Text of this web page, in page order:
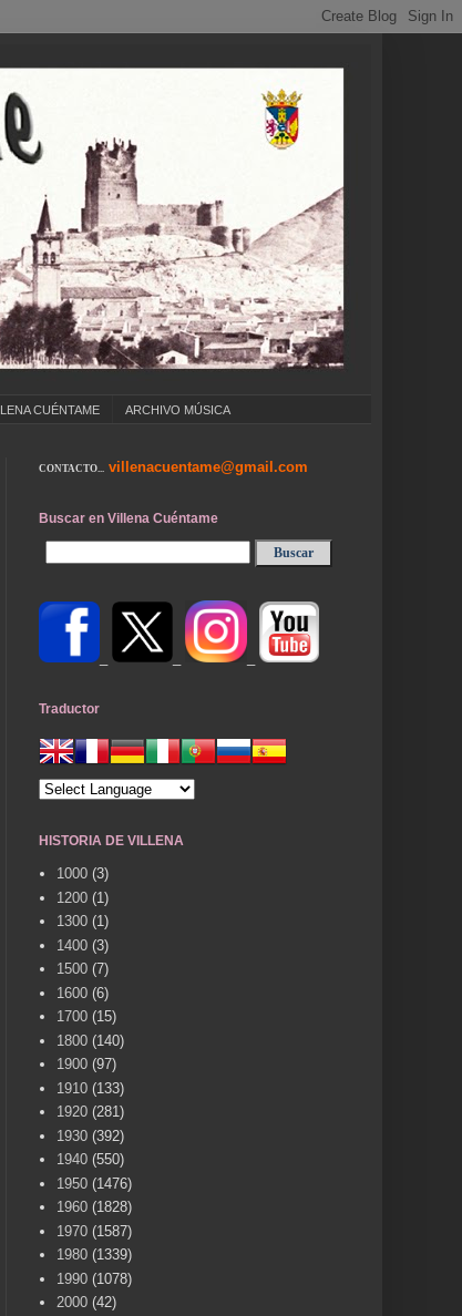
CUÉNTAME ARCHIVO MÚSICA
... CUMPLEAÑOS ... CARNAVAL
CONTACTO... villenacuentame@gmail.com
Buscar en Villena Cuéntame
Traductor
HISTORIA DE VILLENA
1000 (3)
1200 (1)
1300 (1)
1400 (3)
1500 (7)
1600 (6)
1700 (15)
1800 (140)
1900 (97)
1910 (133)
1920 (281)
1930 (392)
1940 (550)
1950 (1476)
1960 (1828)
1970 (1587)
1980 (1339)
1990 (1078)
2000 (42)